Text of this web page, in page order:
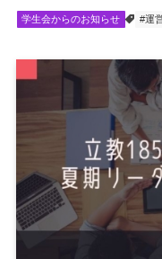
学生会からのお知らせ #運